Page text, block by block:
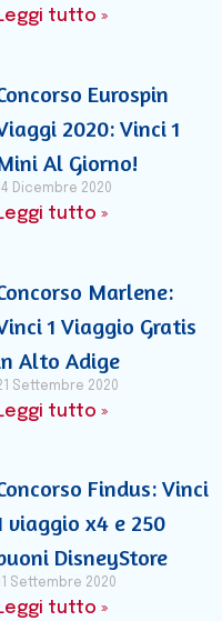
tutto »
Eurospin
2020: Vinci 1
Al Giorno!
14 Dicembre 2020
tutto »
Marlene:
1 Viaggio Gratis
Alto Adige
Settembre 2020
tutto »
Findus: Vinci
viaggio x4 e 250
DisneyStore
11 Settembre 2020
tutto »